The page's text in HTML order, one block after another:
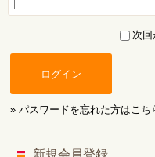
次回
ログイン
» パスワードを忘れた方はこち